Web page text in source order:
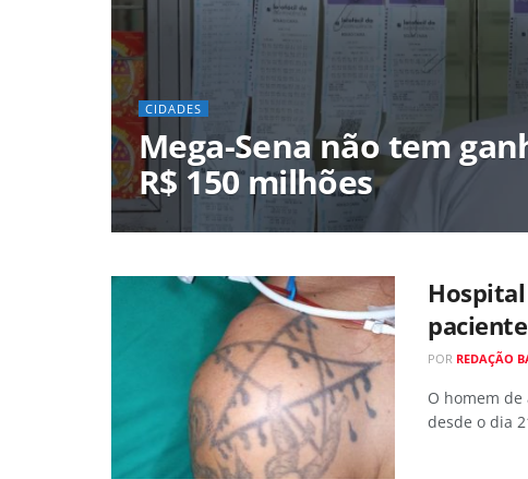
CIDADES
Mega-Sena não tem
R$ 150 milhões
POR REDAÇÃO
O homem
desde o dia